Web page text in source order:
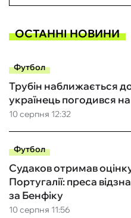
ОСТАННІ НОВИНИ
Футбол
10 серпня 12:32
Трубін наближається
українець погодився на
Футбол
10 серпня 11:56
Судаков отримав
Португалії: преса
за Бенфіку